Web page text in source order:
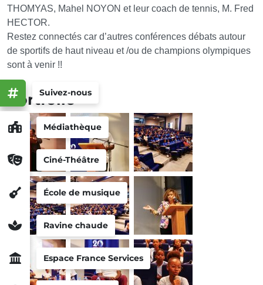
Médiathèque
Ciné-Théâtre
École de musique
Ravine chaude
Espace France Services
Suivez-nous
THOMYAS, Mahel NOYON et leur coach de tennis, M. Fred
HECTOR.
Restez connectés car d’autres conférences débats autour
de sportifs de haut niveau et /ou de champions olympiques
sont à venir !!
Portfolio